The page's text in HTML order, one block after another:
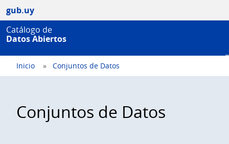
gub.uy
Catálogo de
Datos Abiertos
Inicio Conjuntos de Datos
Conjuntos de Datos